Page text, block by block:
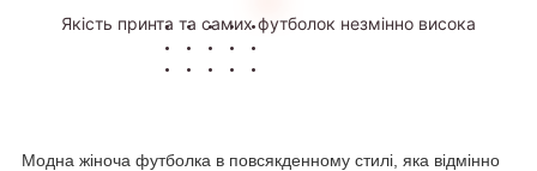
Якість принта та самих футболок незмінно висока
Модна жіноча футболка в повсякденному стилі, яка відмінно